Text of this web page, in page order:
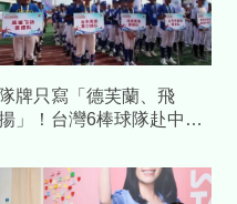
隊牌只寫「德芙蘭、飛
」！台灣6棒球隊赴中交